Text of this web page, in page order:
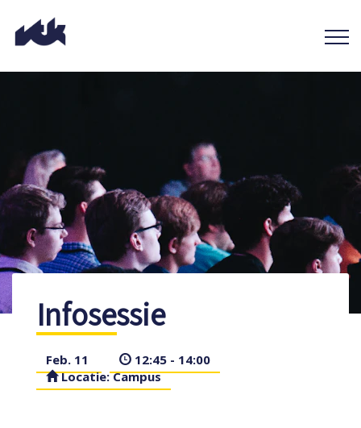
Infosessie
Feb. 11
12:45 - 14:00
Locatie: Campus